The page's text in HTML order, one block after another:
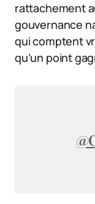
rattachement
gouvernance
qui comptent
qu’un point